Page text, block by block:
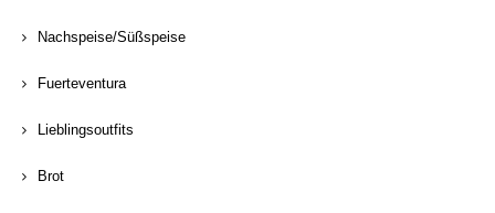
Nachspeise/Süßspeise
Fuerteventura
Lieblingsoutfits
Brot